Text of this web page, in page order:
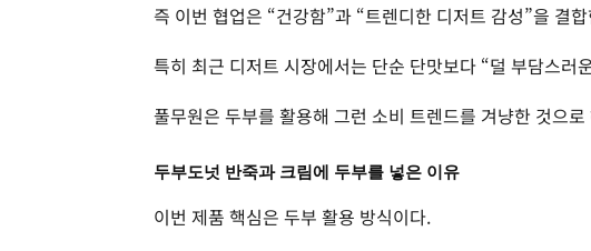
즉 이번 협업은 “건강함”과 “트렌디한 디저트 감성”을 결
특히 최근 디저트 시장에서는 단순 단맛보다 “덜 부담스러
풀무원은 두부를 활용해 그런 소비 트렌드를 겨냥한 것으
두부도넛 반죽과 크림에 두부를 넣은 이유
이번 제품 핵심은 두부 활용 방식이다.